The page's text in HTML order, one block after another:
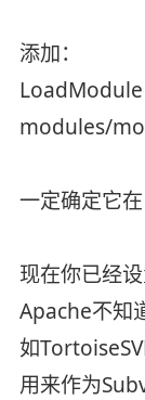
添加：
modules/
一定确定它
现在你已经
Apache不知
如
用来作为